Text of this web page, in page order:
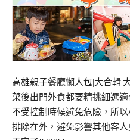
高雄親子餐廳懶人包|大合輯|
菜後出門外食都要精挑細選
不受控制時候避免危險，所
排除在外，避免影響其他客